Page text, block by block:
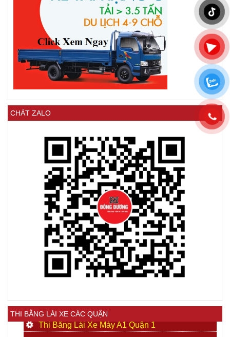
CHÁT ZALO
THI BẰNG LÁI XE CÁC QUẬN
Thi Bằng Lái Xe Máy A1 Quận 1